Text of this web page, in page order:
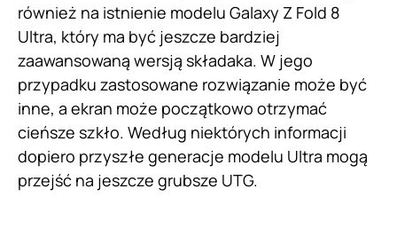
również na istnienie modelu Galaxy Z Fold 8
Ultra, który ma być jeszcze bardziej
zaawansowaną wersją składaka. W jego
przypadku zastosowane rozwiązanie może być
inne, a ekran może początkowo otrzymać
cieńsze szkło. Według niektórych informacji
dopiero przyszłe generacje modelu Ultra mogą
przejść na jeszcze grubsze UTG.